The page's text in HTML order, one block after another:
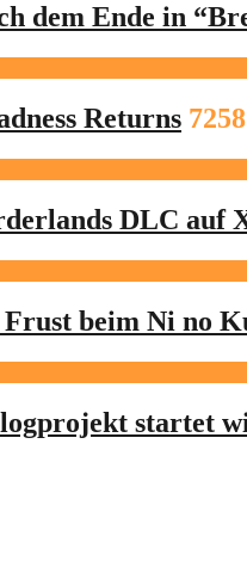
dem Ende in
Returns
DLC auf
Frust beim Ni no
startet